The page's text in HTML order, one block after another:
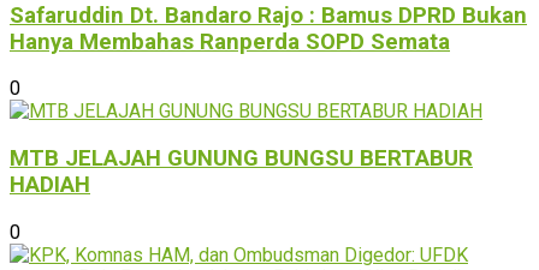
Safaruddin Dt. Bandaro Rajo : Bamus DPRD Bukan
Hanya Membahas Ranperda SOPD Semata
0
MTB JELAJAH GUNUNG BUNGSU BERTABUR
HADIAH
0